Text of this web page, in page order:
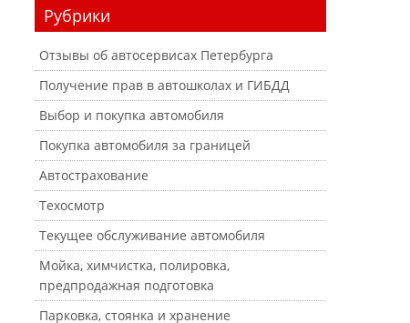
Рубрики
Отзывы об автосервисах Петербурга
Получение прав в автошколах и ГИБДД
Выбор и покупка автомобиля
Покупка автомобиля за границей
Автострахование
Техосмотр
Текущее обслуживание автомобиля
Мойка, химчистка, полировка,
предпродажная подготовка
Парковка, стоянка и хранение